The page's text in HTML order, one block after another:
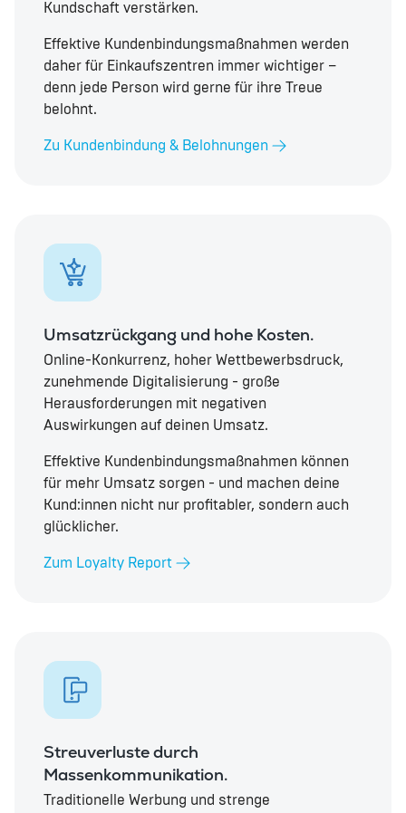
Kundschaft verstärken.
Effektive Kundenbindungsmaßnahmen werden
daher für Einkaufszentren immer wichtiger –
denn jede Person wird gerne für ihre Treue
belohnt.
Zu Kundenbindung & Belohnungen
Umsatzrückgang und hohe Kosten.
Online-Konkurrenz, hoher Wettbewerbsdruck,
zunehmende Digitalisierung - große
Herausforderungen mit negativen
Auswirkungen auf deinen Umsatz.
Effektive Kundenbindungsmaßnahmen können
für mehr Umsatz sorgen - und machen deine
Kund:innen nicht nur profitabler, sondern auch
glücklicher.
Zum Loyalty Report
Streuverluste durch
Massenkommunikation.
Traditionelle Werbung und strenge